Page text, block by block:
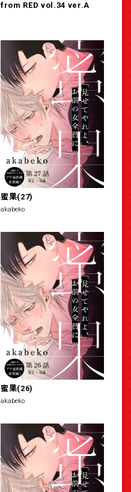
from RED vol.34 ver.A
蜜果(27)
akabeko
蜜果(26)
akabeko